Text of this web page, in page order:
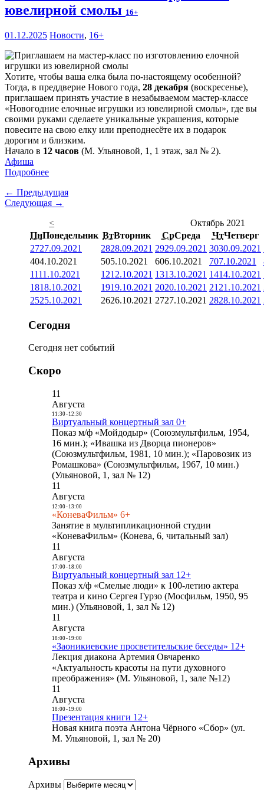
ювелирной смолы 16+
01.12.2025 Новости, 16+
Хотите, чтобы ваша елка была по-настоящему особенной?
Тогда, в преддверие Нового года, 28 декабря (воскресенье),
приглашаем принять участие в незабываемом мастер-классе
«Новогодние елочные игрушки из ювелирной смолы», где вы
своими руками сделаете уникальные украшения, которые
повесите на свою елку или преподнесёте их в подарок
дорогим и близким.
Начало в 12 часов (М. Ульяновой, 1, 1 этаж, зал № 2).
Афиша
Подробнее
← Предыдущая
Следующая →
<
Октябрь 2021
ПнПонедельник ВтВторник СрСреда ЧтЧетверг
2727.09.2021 2828.09.2021 2929.09.2021 3030.09.2021
404.10.2021 505.10.2021 606.10.2021 707.10.2021
1111.10.2021 1212.10.2021 1313.10.2021 1414.10.2021
1818.10.2021 1919.10.2021 2020.10.2021 21 21.10.2021
2525.10.2021 2626.10.2021 2727.10.2021 2828.10.2021
Сегодня
Сегодня нет событий
Скоро
11
Августа
11:30- 12:30
Виртуальный концертный зал 0+
Показ м/ф «Мойдодыр» (Союзмультфильм, 1954,
16 мин.); «Ивашка из Дворца пионеров»
(Союзмультфильм, 1981, 10 мин.); «Паровозик из
Ромашкова» (Союзмультфильм, 1967, 10 мин.)
(Ульяновой, 1, зал № 12)
11
Августа
12:00- 13:00
«КоневаФильм» 6+
Занятие в мультипликационной студии
«КоневаФильм» (Конева, 6, читальный зал)
11
Августа
17:00- 18:00
Виртуальный концертный зал 12+
Показ х/ф «Смелые люди» к 100-летию актера
театра и кино Сергея Гурзо (Мосфильм, 1950, 95
мин.) (Ульяновой, 1, зал № 12)
11
Августа
18:00- 19:00
«Заоникиевские просветительские беседы» 12+
Лекция диакона Артемия Овчаренко
«Актуальность красоты на пути духовного
преображения» (М. Ульяновой, 1, зале №12)
11
Августа
18:00- 19:00
Презентация книги 12+
Новая книга поэта Антона Чёрного «Сбор» (ул.
М. Ульяновой, 1, зал № 20)
Архивы
Архивы